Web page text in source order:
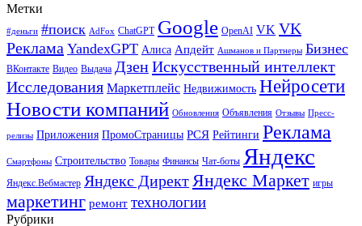
Метки
#деньги #поиск AdFox ChatGPT Google OpenAI VK VK
Реклама YandexGPT Алиса Апдейт Ашманов и Партнеры Бизнес
ВКонтакте Видео Выдача ДзенИскусственный интеллект
Исследования Маркетплейс Недвижимость Нейросети
Новости компаний Обновления Объявления Отзывы Пресс-
релизы Приложения ПромоСтраницы РСЯ Рейтинги Реклама
Смартфоны Строительство Товары Финансы Чат-боты Яндекс
Яндекс.Вебмастер Яндекс Директ Яндекс Маркет игры
маркетинг ремонт технологии
Рубрики